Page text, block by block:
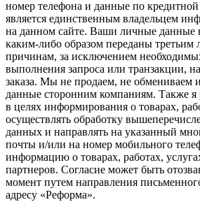
номер телефона и данные по
является единственным владельцем
на данном сайте. Ваши личные данные
каким-либо образом переданы
причинам, за исключением
выполнения запроса или транзакции,
заказа. Мы не продаем, не обмениваем
данные сторонним компаниям. Также
в целях информирования о товарах,
осуществлять обработку
данных и направлять на указанный
почты и/или на номер мобильного
информацию о товарах, работах,
партнеров. Согласие может быть
момент путем направления
адресу «Реформа».